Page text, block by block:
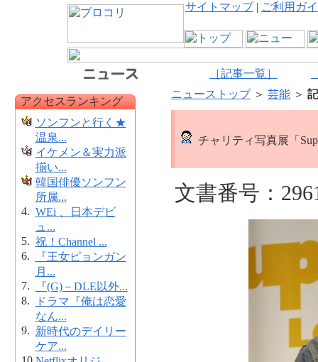
サイトマップ| ご利用ガ
［記事一覧］
アクセスランキング
ソンフンと行く★
温泉...
イケメン＆実力派
揃い...
韓国俳優ソンフン
所属...
4. WEi 、日本デビ
ュ...
5. 祝！Channel ...
6.
『王女ピョンガン
月...
7.
『(G)－DLE以外...
8.
ドラマ『俺は恋愛
なん...
9. 新時代のデイリー
ケア...
ニューストップ＞ 芸能＞
チャリティ写真展「
文書番号：